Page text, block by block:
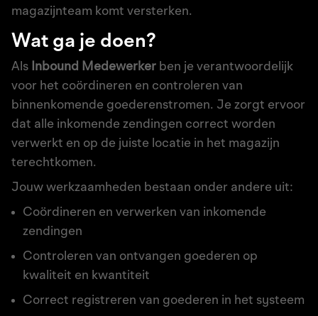
magazijnteam komt versterken.
Wat ga je doen?
Als Inbound Medewerker ben je verantwoordelijk
voor het coördineren en controleren van
binnenkomende goederenstromen. Je zorgt ervoor
dat alle inkomende zendingen correct worden
verwerkt en op de juiste locatie in het magazijn
terechtkomen.
Jouw werkzaamheden bestaan onder andere uit:
Coördineren en verwerken van inkomende
zendingen
Controleren van ontvangen goederen op
kwaliteit en kwantiteit
Correct registreren van goederen in het systeem